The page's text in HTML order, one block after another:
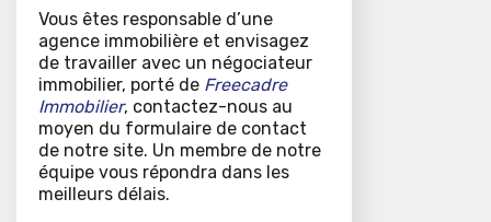
Vous êtes responsable d’une
agence immobilière et envisagez
de travailler avec un négociateur
immobilier, porté de Freecadre
Immobilier, contactez-nous au
moyen du formulaire de contact
de notre site. Un membre de notre
équipe vous répondra dans les
meilleurs délais.